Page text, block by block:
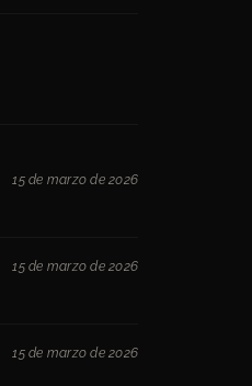
15 de marzo de 2026
15 de marzo de 2026
15 de marzo de 2026